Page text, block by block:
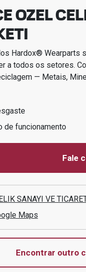
OZEL
Hardox®
a todos os setores.
— Metais,
de funcionamento
Fale
SANAYI VE
Maps
Encontrar outro